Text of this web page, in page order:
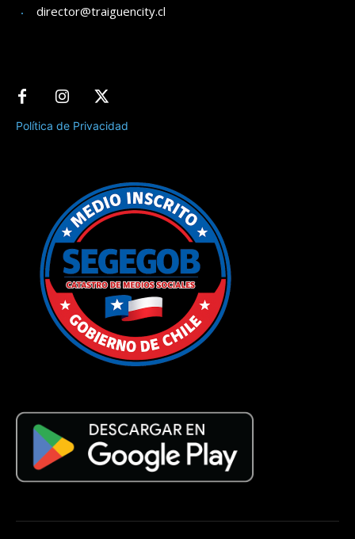
director@traiguencity.cl
Política de Privacidad